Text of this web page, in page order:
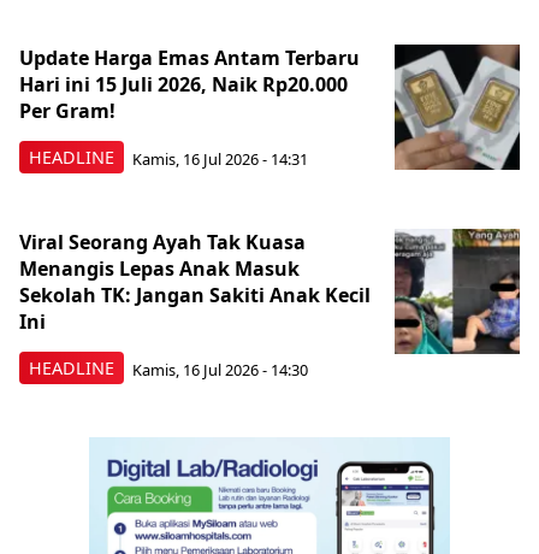
HEADLINE
Update Harga Emas Antam Terbaru
Hari ini 15 Juli 2026, Naik Rp20.000
Per Gram!
Kamis, 16 Jul 2026 - 14:31
HEADLINE
Viral Seorang Ayah Tak Kuasa
Menangis Lepas Anak Masuk
Sekolah TK: Jangan Sakiti Anak Kecil
Ini
Kamis, 16 Jul 2026 - 14:30